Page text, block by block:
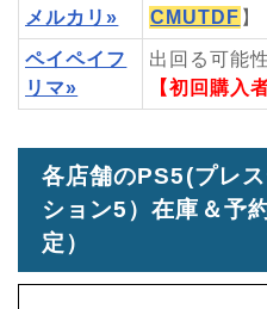
メルカリ»
CMUTDF 】
ペイペイフ
リマ»
出回る可能
【初回購入
各店舗のPS5(プレ
ション5）在庫＆予
定）